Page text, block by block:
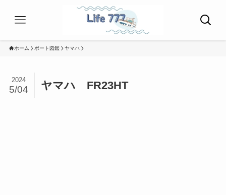
ホーム ボート図鑑 ヤマハ
ヤマハ FR23HT
2024
5/04